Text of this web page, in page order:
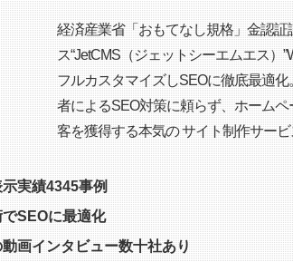
経済産業省「おもてなし規格」金認証
ス“JetCMS（ジェットシーエムエス）
フルカスタマイズしSEOに徹底最適化
者によるSEO対策に頼らず、ホームペ
客を獲得する本気の サイト制作サー
実績4345事例
SEOに最適化
画インタビュー数十社あり